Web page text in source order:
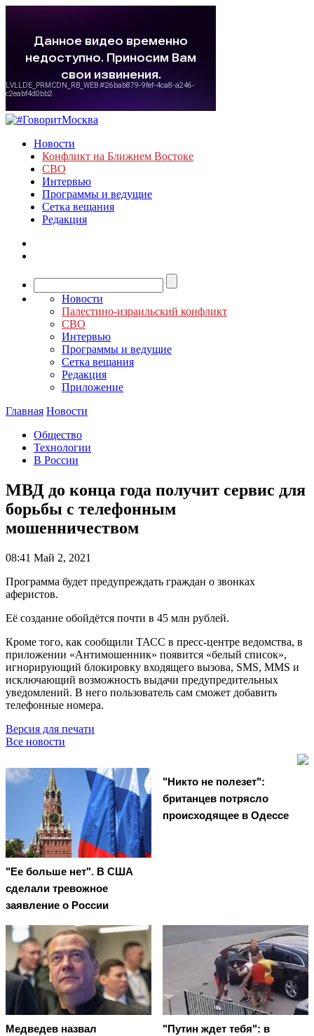
Новости
Конфликт на Ближнем Востоке
СВО
Интервью
Программы и ведущие
Сетка вещания
Редакция
Новости
Палестино-израильский конфликт
СВО
Интервью
Программы и ведущие
Сетка вещания
Редакция
Приложение
Главная Новости
Общество
Технологии
В России
МВД до конца года получит сервис для
борьбы с телефонным
мошенничеством
08:41 Май 2, 2021
Программа будет предупреждать граждан о звонках
аферистов.
Её создание обойдётся почти в 45 млн рублей.
Кроме того, как сообщили ТАСС в пресс-центре ведомства, в
приложении «Антимошенник» появится «белый список»,
игнорирующий блокировку входящего вызова, SMS, MMS и
исключающий возможность выдачи предупредительных
уведомлений. В него пользователь сам сможет добавить
телефонные номера.
Версия для печати
Все новости
"Ее больше нет". В США
сделали тревожное
заявление о России
"Никто не полезет":
британцев потрясло
происходящее в Одессе
Медведев назвал
"Путин ждет тебя": в